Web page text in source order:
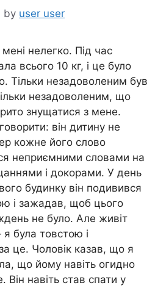
by user user
нелегко. Під час
всього 10 кг, і це було
Тільки незадоволеним був
незадоволеним, що
знущатися з мене.
він дитину не
кожне його слово
неприємними словами на
і докорами. У день
будинку він подивився
і зажадав, щоб цього
не було. Але живіт
була товстою і
це. Чоловік казав, що я
що йому навіть огидно
навіть став спати у